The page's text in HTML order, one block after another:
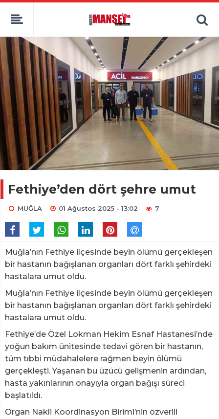
Fethiye’den dört şehre umut
MUĞLA 01 Ağustos 2025 - 13:02 7
Muğla’nın Fethiye ilçesinde beyin ölümü gerçekleşen
bir hastanın bağışlanan organları dört farklı şehirdeki
hastalara umut oldu.
Muğla’nın Fethiye ilçesinde beyin ölümü gerçekleşen
bir hastanın bağışlanan organları dört farklı şehirdeki
hastalara umut oldu.
Fethiye’de Özel Lokman Hekim Esnaf Hastanesi’nde
yoğun bakım ünitesinde tedavi gören bir hastanın,
tüm tıbbi müdahalelere rağmen beyin ölümü
gerçekleşti. Yaşanan bu üzücü gelişmenin ardından,
hasta yakınlarının onayıyla organ bağışı süreci
başlatıldı.
Organ Nakli Koordinasyon Birimi’nin özverili